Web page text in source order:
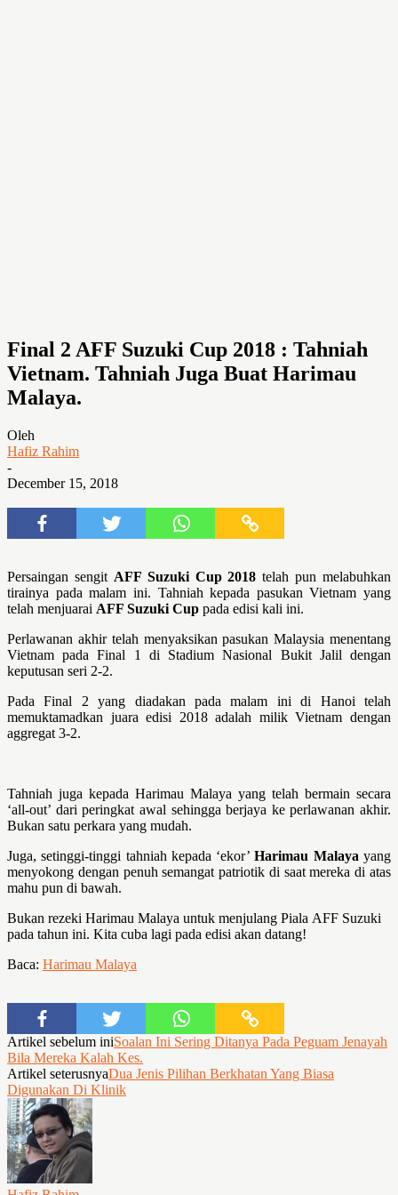
Final 2 AFF Suzuki Cup 2018 : Tahniah
Vietnam. Tahniah Juga Buat Harimau
Malaya.
Oleh
Hafiz Rahim
-
December 15, 2018
Persaingan sengit AFF Suzuki Cup 2018 telah pun melabuhkan
tirainya pada malam ini. Tahniah kepada pasukan Vietnam yang
telah menjuarai AFF Suzuki Cup pada edisi kali ini.
Perlawanan akhir telah menyaksikan pasukan Malaysia menentang
Vietnam pada Final 1 di Stadium Nasional Bukit Jalil dengan
keputusan seri 2-2.
Pada Final 2 yang diadakan pada malam ini di Hanoi telah
memuktamadkan juara edisi 2018 adalah milik Vietnam dengan
aggregat 3-2.
Tahniah juga kepada Harimau Malaya yang telah bermain secara
‘all-out’ dari peringkat awal sehingga berjaya ke perlawanan akhir.
Bukan satu perkara yang mudah.
Juga, setinggi-tinggi tahniah kepada ‘ekor’Harimau Malaya yang
menyokong dengan penuh semangat patriotik di saat mereka di atas
mahu pun di bawah.
Bukan rezeki Harimau Malaya untuk menjulang Piala AFF Suzuki
pada tahun ini. Kita cuba lagi pada edisi akan datang!
Baca: Harimau Malaya
Artikel sebelum iniSoalan Ini Sering Ditanya Pada Peguam Jenayah
Bila Mereka Kalah Kes.
Artikel seterusnyaDua Jenis Pilihan Berkhatan Yang Biasa
Digunakan Di Klinik